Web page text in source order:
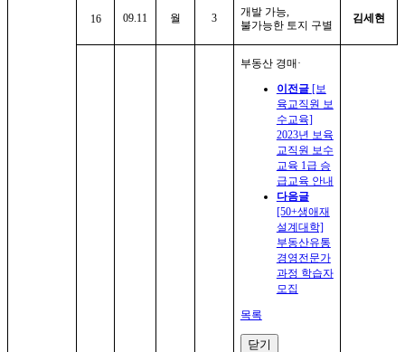
16 09.11 월 3 개발 가능
불가능한 토지 구별
김세현
부동산 경매·
이전글 [보
육교직원 보
수교육]
2023년 보육
교직원 보수
교육 1급 승
급교육 안내
다음글
[50+생애재
설계대학]
부동산유통
경영전문가
과정 학습자
모집
목록
닫기